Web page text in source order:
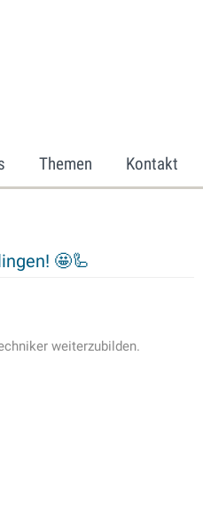
Themen Kontakt
🤩🦾
weiterzubilden.